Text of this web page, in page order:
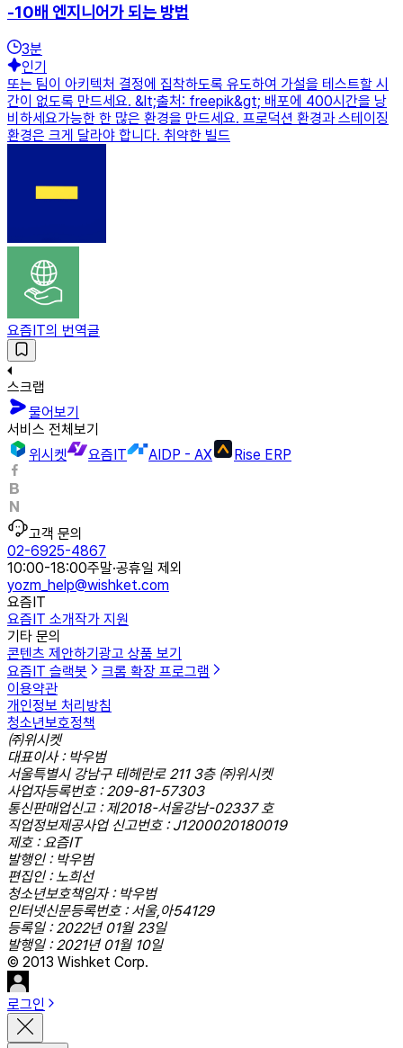
-10배 엔지니어가 되는 방법
3분
인기
또는 팀이 아키텍처 결정에 집착하도록 유도하여 가설을 테스트할 시
간이 없도록 만드세요. &lt;출처: freepik&gt; 배포에 400시간을 낭
비하세요가능한 한 많은 환경을 만드세요. 프로덕션 환경과 스테이징
환경은 크게 달라야 합니다. 취약한 빌드
요즘IT의 번역글
스크랩
물어보기
서비스 전체보기
위시켓
요즘IT AIDP - AX Rise ERP
고객 문의
02-6925-4867
10:00-18:00주말·공휴일 제외
yozm_help@wishket.com
요즘IT
요즘IT 소개작가 지원
기타 문의
콘텐츠 제안하기 광고 상품 보기
요즘IT 슬랙봇
크롬 확장 프로그램
이용약관
개인정보 처리방침
청소년보호정책
㈜위시켓
대표이사 : 박우범
서울특별시 강남구 테헤란로 211 3층 ㈜위시켓
사업자등록번호 : 209-81-57303
통신판매업신고 : 제2018-서울강남-02337 호
직업정보제공사업 신고번호 : J1200020180019
제호 : 요즘IT
발행인 : 박우범
편집인 : 노희선
청소년보호책임자 : 박우범
인터넷신문등록번호 : 서울,아54129
등록일 : 2022년 01월 23일
발행일 : 2021년 01월 10일
© 2013 Wishket Corp.
로그인